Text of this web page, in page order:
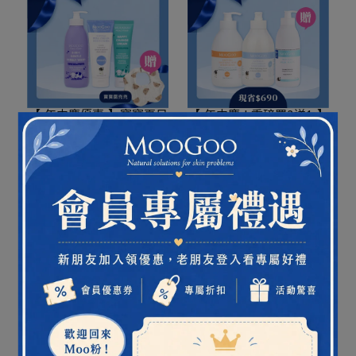
【 年中慶優惠 】寶寶夏日
保養組｜寶寶沐浴+全身乳
液+護臀霜 ( 加贈，小熊圍
NT$1,590 NT$1,860
【 年中慶 ! 重磅買2送1 】
大容量 ! 人氣口碑雙乳液
組 ( 加贈，經典沐浴乳
NT$2,790 NT$3,480
加入購物車